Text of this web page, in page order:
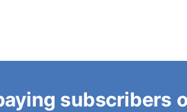
subscribers